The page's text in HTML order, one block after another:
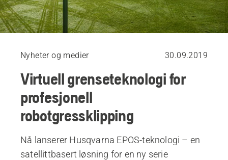
Nyheter og medier 30.09.2019
Virtuell grenseteknologi for
profesjonell
robotgressklipping
Nå lanserer Husqvarna EPOS-teknologi – en
satellittbasert løsning for en ny serie